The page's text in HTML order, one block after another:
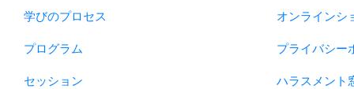
学びのプロセス
プログラム
セッション
オンラインシ
プライバシー
ハラスメント